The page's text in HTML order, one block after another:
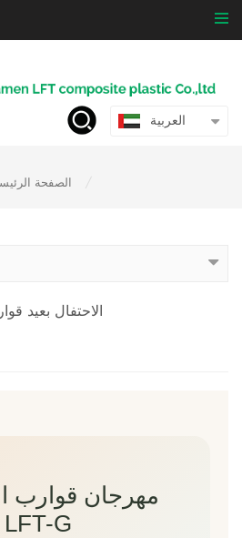
العربية
الصفحة
الاحتفال بعيد
مهرجان قوارب
LFT-G